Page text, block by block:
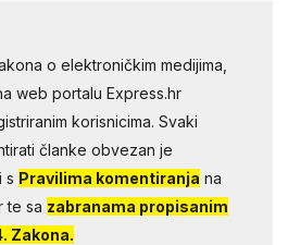
o elektroničkim medijima,
web portalu Express.hr
korisnicima. Svaki
članke obvezan je
s Pravilima komentiranja na
te sa zabranama propisanim
Zakona.